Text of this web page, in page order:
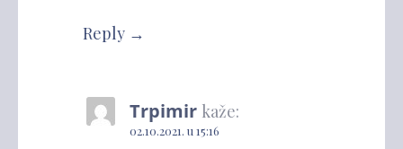
Reply
Trpimir kaže:
02.10.2021. u 15:16